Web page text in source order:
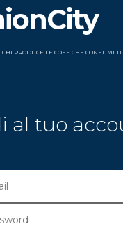
PRODUCE LE COSE CHE CONSUMI
al tuo